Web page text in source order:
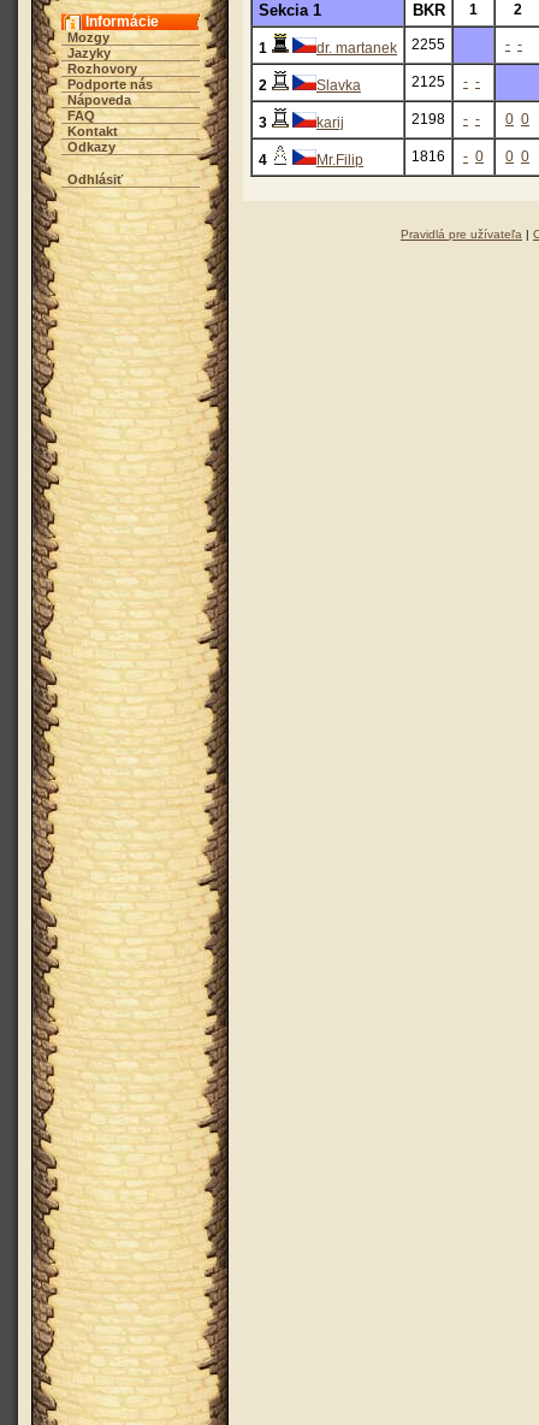
Informácie
Mozgy
Jazyky
Rozhovory
Podporte nás
Nápoveda
FAQ
Kontakt
Odkazy
Odhlásiť
Sekcia 1 BKR 1 2
1 dr. martanek 2255 - -
2 Slavka 2125 - -
3 karij 2198 - - 0 0
4 Mr.Filip 1816 - 0 0 0
Pravidlá pre užívateľa |